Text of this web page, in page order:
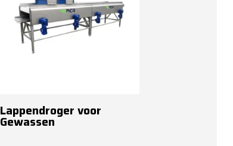
Lappendroger voor
Gewassen